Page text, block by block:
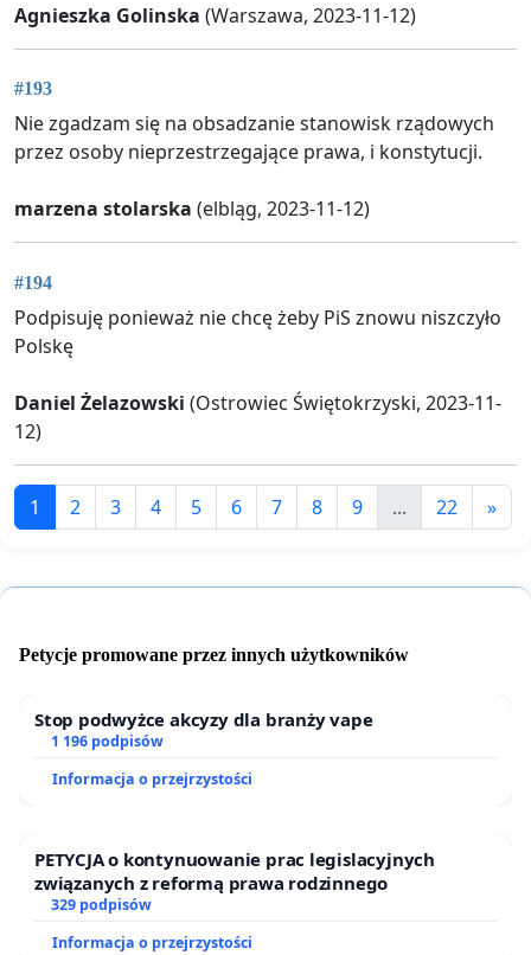
Agnieszka Golinska (Warszawa, 2023-11-12)
#193
Nie zgadzam się na obsadzanie stanowisk rządowych
przez osoby nieprzestrzegające prawa, i konstytucji.
marzena stolarska (elbląg, 2023-11-12)
#194
Podpisuję ponieważ nie chcę żeby PiS znowu niszczyło
Polskę
Daniel Żelazowski (Ostrowiec Świętokrzyski, 2023-11-
12)
1 2 3 4 5 6 7 8 9 ... 22 »
Petycje promowane przez innych użytkowników
Stop podwyżce akcyzy dla branży vape
1 196 podpisów
Informacja o przejrzystości
PETYCJA o kontynuowanie prac legislacyjnych
związanych z reformą prawa rodzinnego
329 podpisów
Informacja o przejrzystości